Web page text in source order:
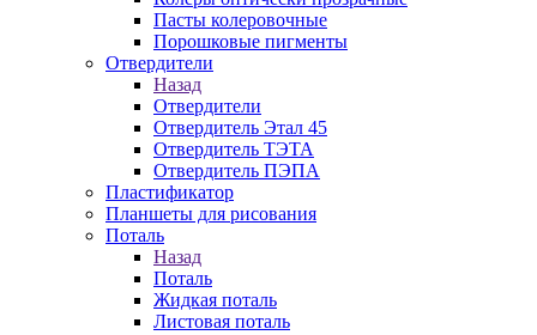
Пасты колеровочные
Порошковые пигменты
Отвердители
Назад
Отвердители
Отвердитель Этал 45
Отвердитель ТЭТА
Отвердитель ПЭПА
Пластификатор
Планшеты для рисования
Поталь
Назад
Поталь
Жидкая поталь
Листовая поталь